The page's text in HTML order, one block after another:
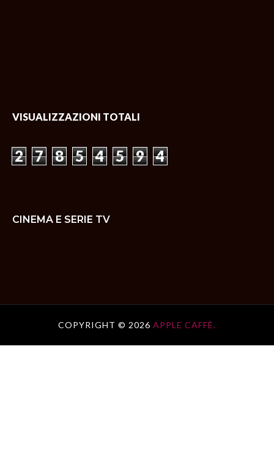
VISUALIZZAZIONI TOTALI
2 7 8 5 4 5 9 4
CINEMA E SERIE TV
COPYRIGHT © 2026 APPLE CAFFÈ.